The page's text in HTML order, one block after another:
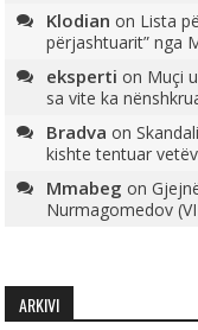
Klodian on Lista
përjashtuarit” nga
eksperti on Muçi
sa vite ka
Bradva on
kishte tentuar
Mmabeg on
Nurmagomedov
ARKIVI